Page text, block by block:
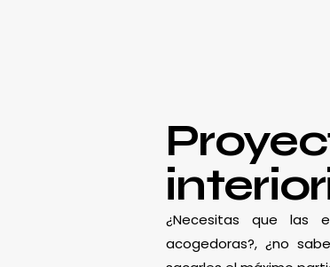
¿Necesitas que las
acogedoras?, ¿no